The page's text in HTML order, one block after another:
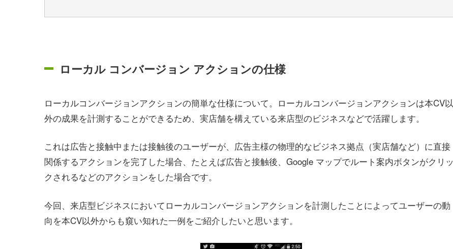
ローカル コンバージョン アクションの仕様
ローカルコンバージョンアクションの簡単な仕様について。ローカルコンバージョンアクションは本CV以
外の成果を計測することができるため、実店舗を構えている来店型のビジネスなどで活躍します。
これは広告と接触中または接触後のユーザーが、広告主様の物理的なビジネス拠点（実店舗など）に直接
関係するアクションを完了した場合、たとえば広告と接触後、Google マップでルート案内ボタンがクリッ
クされるなどのアクションをした場合です。
今回、来店型ビジネスにおいてローカルコンバージョンアクションを計測したことによってユーザーの動
向を本CV以外からも窺い知れた一例をご紹介したいと思います。